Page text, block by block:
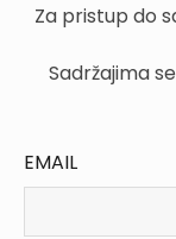
Za pristup do
Sadržajima
EMAIL